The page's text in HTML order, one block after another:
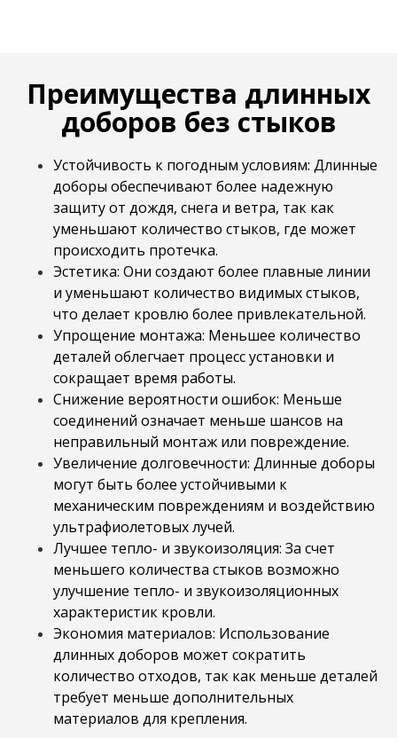
Преимущества длинных
доборов без стыков
Устойчивость к погодным условиям: Длинные
доборы обеспечивают более надежную
защиту от дождя, снега и ветра, так как
уменьшают количество стыков, где может
происходить протечка.
Эстетика: Они создают более плавные линии
и уменьшают количество видимых стыков,
что делает кровлю более привлекательной.
Упрощение монтажа: Меньшее количество
деталей облегчает процесс установки и
сокращает время работы.
Снижение вероятности ошибок: Меньше
соединений означает меньше шансов на
неправильный монтаж или повреждение.
Увеличение долговечности: Длинные доборы
могут быть более устойчивыми к
механическим повреждениям и воздействию
ультрафиолетовых лучей.
Лучшее тепло- и звукоизоляция: За счет
меньшего количества стыков возможно
улучшение тепло- и звукоизоляционных
характеристик кровли.
Экономия материалов: Использование
длинных доборов может сократить
количество отходов, так как меньше деталей
требует меньше дополнительных
материалов для крепления.